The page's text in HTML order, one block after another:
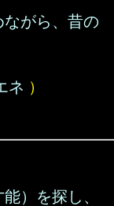
がら、昔の
ネ ）
）を探し、